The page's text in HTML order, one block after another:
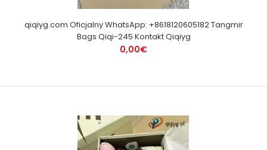
qiqiyg.com Oficjalny WhatsApp: +8618120605182 Tangmir
Bags Qiqi-245 Kontakt Qiqiyg
0,00€